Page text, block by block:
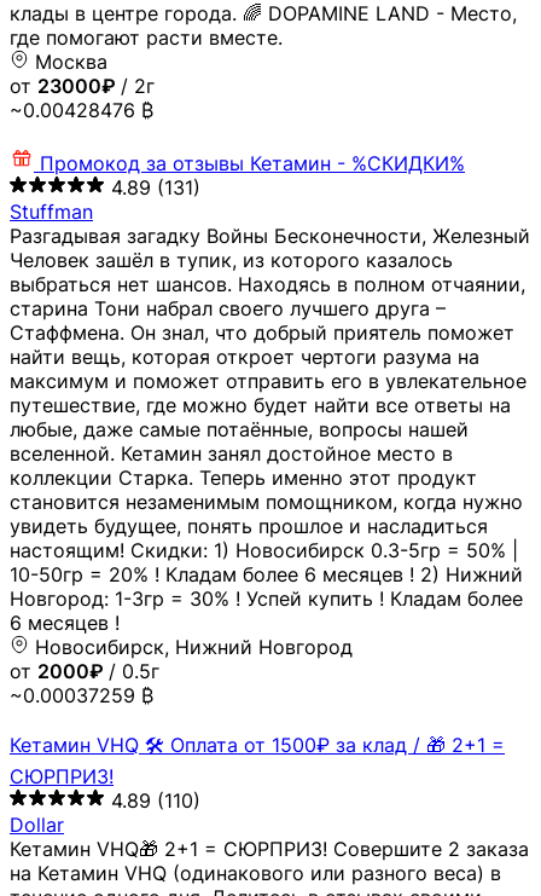
клады в центре города. 🌈 DOPAMINE LAND - Место,
где помогают расти вместе.
Москва
от 23000₽ / 2г
~0.00428476 ₿
Промокод за отзывы Кетамин - %СКИДКИ%
4.89 (131)
Stuffman
Разгадывая загадку Войны Бесконечности, Железный
Человек зашёл в тупик, из которого казалось
выбраться нет шансов. Находясь в полном отчаянии,
старина Тони набрал своего лучшего друга –
Стаффмена. Он знал, что добрый приятель поможет
найти вещь, которая откроет чертоги разума на
максимум и поможет отправить его в увлекательное
путешествие, где можно будет найти все ответы на
любые, даже самые потаённые, вопросы нашей
вселенной. Кетамин занял достойное место в
коллекции Старка. Теперь именно этот продукт
становится незаменимым помощником, когда нужно
увидеть будущее, понять прошлое и насладиться
настоящим! Скидки: 1) Новосибирск 0.3-5гр = 50% |
10-50гр = 20% ! Кладам более 6 месяцев ! 2) Нижний
Новгород: 1-3гр = 30% ! Успей купить ! Кладам более
6 месяцев !
Новосибирск, Нижний Новгород
от 2000₽ / 0.5г
~0.00037259 ₿
Кетамин VHQ 🛠 Оплата от 1500₽ за клад / 🎁 2+1 =
СЮРПРИЗ!
4.89 (110)
Dollar
Кетамин VHQ🎁 2+1 = СЮРПРИЗ! Совершите 2 заказа
на Кетамин VHQ (одинакового или разного веса) в